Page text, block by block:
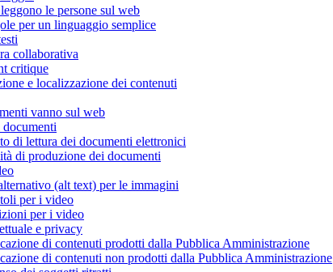
le persone sul web
per un linguaggio semplice
collaborativa
critique
e localizzazione dei contenuti
vanno sul web
di lettura dei documenti elettronici
di produzione dei documenti
(alt text) per le immagini
per i video
per i video
e privacy
di contenuti prodotti dalla Pubblica Amministrazione
di contenuti non prodotti dalla Pubblica Amministrazione